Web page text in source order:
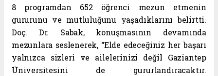
8 programdan 652 öğrenci mezun etmenin
gururunu ve mutluluğunu yaşadıklarını belirtti.
Doç. Dr. Sabak, konuşmasının devamında
mezunlara seslenerek, “Elde edeceğiniz her başarı
yalnızca sizleri ve ailelerinizi değil Gaziantep
Üniversitesini de gururlandıracaktır.